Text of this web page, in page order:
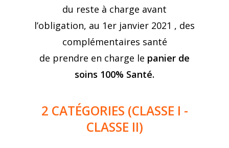
du reste à charge avant
l’obligation, au 1er janvier 2021 , des
complémentaires santé
de prendre en charge le panier de
soins 100% Santé.
2 CATÉGORIES (CLASSE I -
CLASSE II)